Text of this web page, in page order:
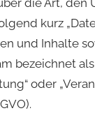
kurz
und Inhalte
bezeichnet
oder